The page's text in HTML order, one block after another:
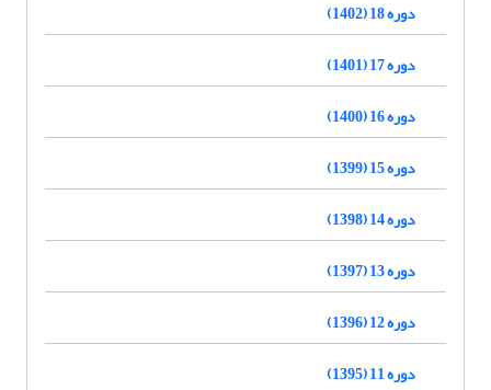
دوره 18 (1402)
دوره 17 (1401)
دوره 16 (1400)
دوره 15 (1399)
دوره 14 (1398)
دوره 13 (1397)
دوره 12 (1396)
دوره 11 (1395)